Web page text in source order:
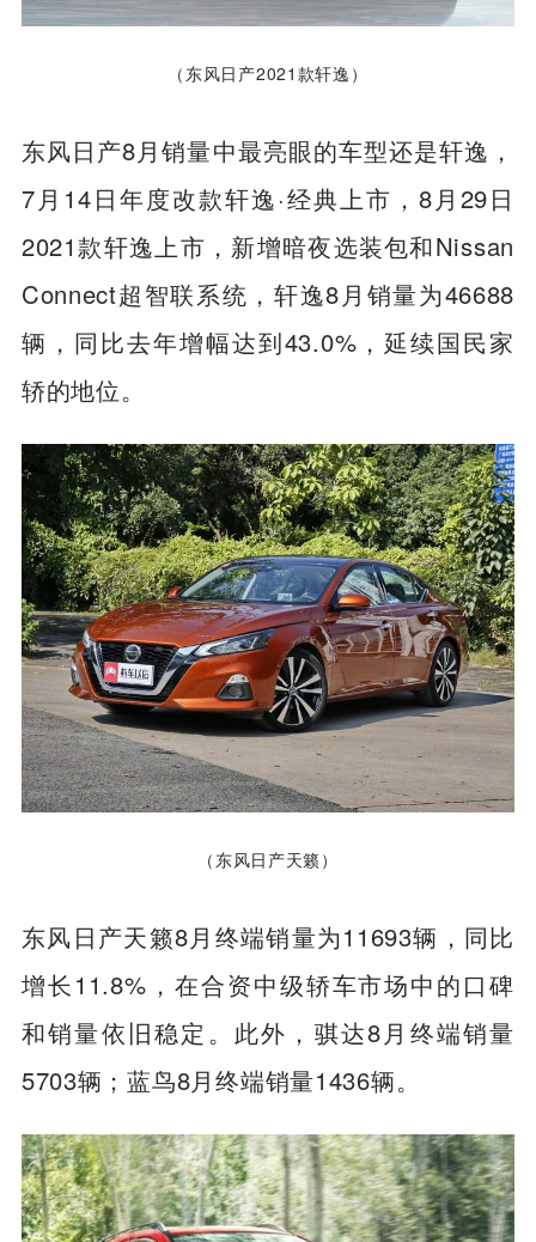
（东风日产2021款轩逸）
东风日产8月销量中最亮眼的车型还是轩逸，
7月14日年度改款轩逸·经典上市，8月29日
2021款轩逸上市，新增暗夜选装包和Nissan
Connect超智联系统，轩逸8月销量为46688
辆，同比去年增幅达到43.0%，延续国民家
轿的地位。
（东风日产天籁）
东风日产天籁8月终端销量为11693辆，同比
增长11.8%，在合资中级轿车市场中的口碑
和销量依旧稳定。此外，骐达8月终端销量
5703辆；蓝鸟8月终端销量1436辆。